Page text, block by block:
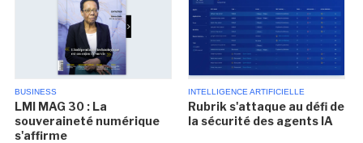
BUSINESS
LMI MAG 30 : La
souveraineté numérique
s'affirme
INTELLIGENCE ARTIFICIELLE
Rubrik s'attaque au défi de
la sécurité des agents IA